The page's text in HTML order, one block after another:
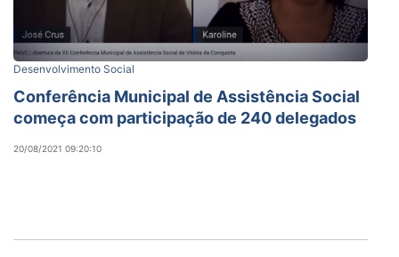
Desenvolvimento Social
Conferência Municipal de Assistência Social
começa com participação de 240 delegados
20/08/2021 09:20:10